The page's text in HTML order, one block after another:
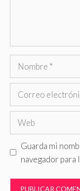
Nombre
Correo
Web
Guarda mi
navegador para